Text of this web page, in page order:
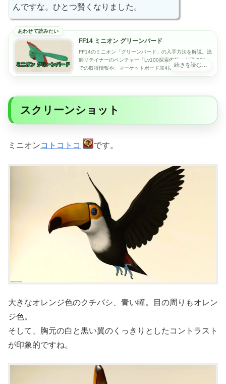
んですな。ひとつ賢くなりました。
FF14 ミニオン グリーンバード
FF14のミニオン「グリーンバード」の入手方法を解説。漁
師リテイナーのベンチャー「Lv100探索依頼：水辺 G31」
での取得情報や、マーケットボード取引の有無、見た目の
特徴をわかりやすくまとめています。
スクリーンショット
ミニオンコトコトコ です。
大きなオレンジ色のクチバシ、青い瞳。目の周りもオレン
ジ色。
そして、胸元の白と黒い翼のくっきりとしたコントラスト
が印象的ですね。